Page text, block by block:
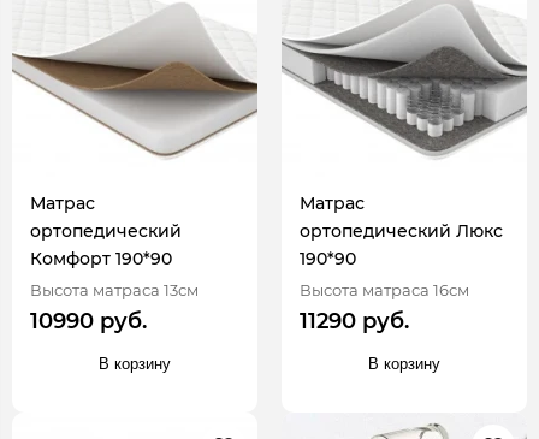
Матрас
ортопедический
Комфорт 190*90
Высота матраса 13см
10990 руб.
В корзину
Матрас
ортопедический Люкс
190*90
Высота матраса 16см
11290 руб.
В корзину